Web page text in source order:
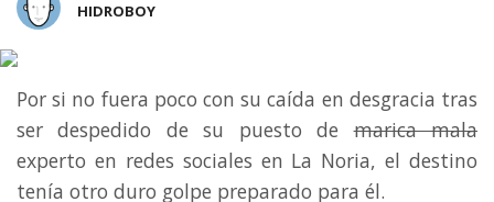
HIDROBOY
Por si no fuera poco con su caída en desgracia tras
ser despedido de su puesto demarica mala
experto en redes sociales en La Noria, el destino
tenía otro duro golpe preparado para él.